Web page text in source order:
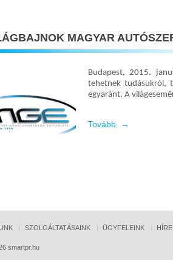
MAGYAR
Budapest, 2015.
tehetnek tudásukról,
egyaránt. A
Tovább →
SZOLGÁLTATÁSAINK ÜGYFELEINK
smartpr.hu